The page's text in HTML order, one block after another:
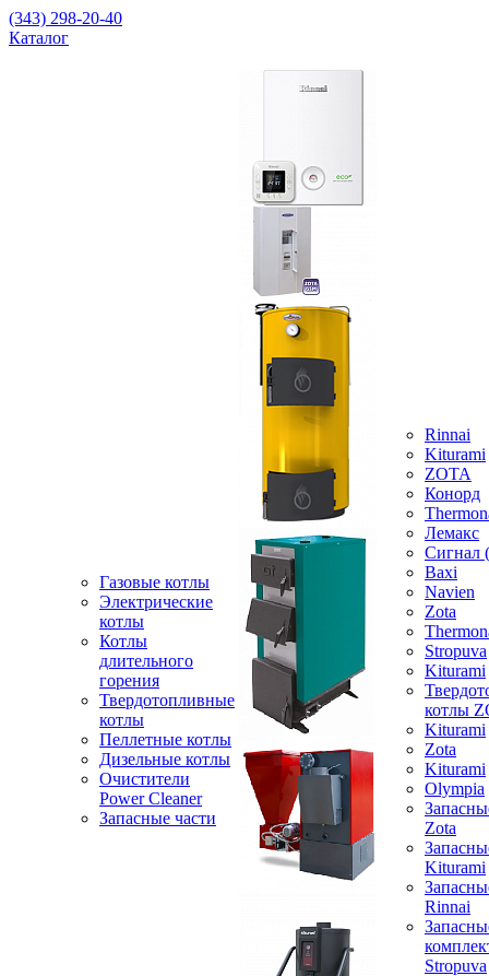
(343) 298-20-40
Каталог
Газовые котлы
Электрические
котлы
Котлы
длительного
горения
Твердотопливные
котлы
Пеллетные котлы
Дизельные котлы
Очистители
Power Cleaner
Запасные части
Rinnai
Kiturami
ZOTA
Конорд
Лемакс
Baxi
Navien
Zota
Stropuva
Kiturami
котлы
Kiturami
Zota
Kiturami
Olympia
Zota
Kiturami
Rinnai
Stropuva